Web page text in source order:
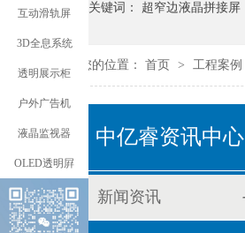
热门关键词： 超窄边液晶拼接屏
您的位置： 首页 > 工程案例
中亿睿资讯中心
新闻资讯
互动滑轨屏
3D全息系统
透明展示柜
户外广告机
液晶监视器
OLED透明屛